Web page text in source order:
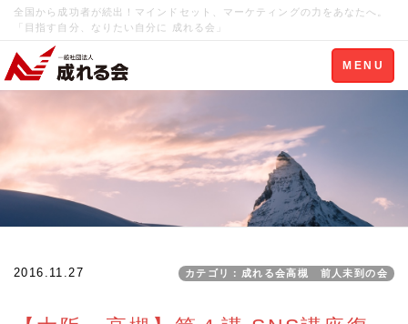
全国から成功者が続出！マインドセット、マーケティングの力をあなたへ。
「目指す自分、なりたい自分に 成れる会」
Toggle
navigation
MENU
2016.11.27 カテゴリ：成れる会高槻 前人未到の会